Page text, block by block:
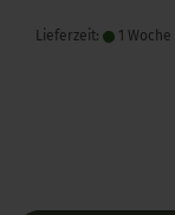
Lieferzeit: 1